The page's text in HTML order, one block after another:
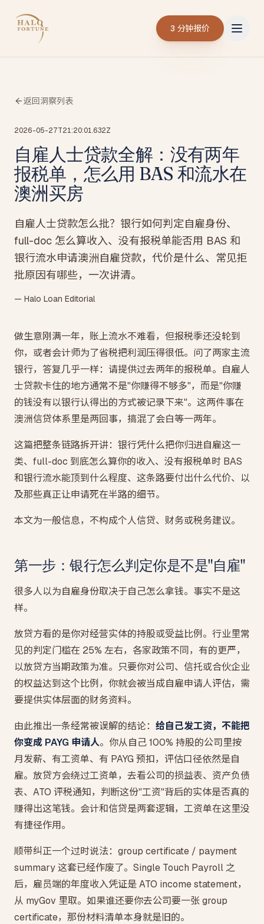
3 分钟报价
返回洞察列表
2026-05-27T21:20:01.632Z
自雇人士贷款全解：没有两年
报税单，怎么用 BAS 和流水在
澳洲买房
自雇人士贷款怎么批？银行如何判定自雇身份、
full-doc 怎么算收入、没有报税单能否用 BAS 和
银行流水申请澳洲自雇贷款，代价是什么、常见拒
批原因有哪些，一次讲清。
— Halo Loan Editorial
做生意刚满一年，账上流水不难看，但报税季还没轮到
你，或者会计师为了省税把利润压得很低。问了两家主流
银行，答复几乎一样：请提供过去两年的报税单。自雇人
士贷款卡住的地方通常不是"你赚得不够多"，而是"你赚
的钱没有以银行认得出的方式被记录下来"。这两件事在
澳洲信贷体系里是两回事，搞混了会白等一两年。
这篇把整条链路拆开讲：银行凭什么把你归进自雇这一
类、full-doc 到底怎么算你的收入、没有报税单时 BAS
和银行流水能顶到什么程度、这条路要付出什么代价、以
及那些真正让申请死在半路的细节。
本文为一般信息，不构成个人信贷、财务或税务建议。
第一步：银行怎么判定你是不是"自雇"
很多人以为自雇身份取决于自己怎么拿钱。事实不是这
样。
放贷方看的是你对经营实体的持股或受益比例。行业里常
见的判定门槛在 25% 左右，各家政策不同，有的更严，
以放贷方当期政策为准。只要你对公司、信托或合伙企业
的权益达到这个比例，你就会被当成自雇申请人评估，需
要提供实体层面的财务资料。
由此推出一条经常被误解的结论： 给自己发工资，不能把
你变成 PAYG 申请人。你从自己 100% 持股的公司里按
月发薪、有工资单、有 PAYG 预扣，评估口径依然是自
雇。放贷方会绕过工资单，去看公司的损益表、资产负债
表、ATO 评税通知，判断这份"工资"背后的实体是否真的
赚得出这笔钱。会计和信贷是两套逻辑，工资单在这里没
有捷径作用。
顺带纠正一个过时说法：group certificate / payment
summary 这套已经作废了。Single Touch Payroll 之
后，雇员端的年度收入凭证是 ATO income statement，
从 myGov 里取。如果谁还要你去公司要一张 group
certificate，那份材料清单本身就是旧的。